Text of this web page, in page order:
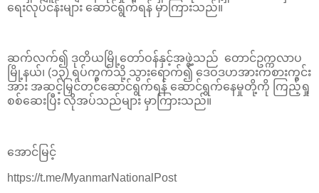
ရေးလုပ်ငန်းများ ဆောင်ရွက်ရန် မှာကြားသည်။
ဆက်လက်၍ ဒုတိယမြို့တော်ဝန်နှင့်အဖွဲ့သည် တောင်ဥက္ကလာပ
မြို့နယ်၊ (၁၃) ရပ်ကွက်သို့ သွားရောက်၍ ဒေဝဒဟအားကစားကွင်း
အား အဆင့်မြှင်တင်ဆောင်ရွက်ရန် ဆောင်ရွက်နေမှုတို့ကို ကြည့်ရှု
စစ်ဆေးပြီး လိုအပ်သည်များ မှာကြားသည်။
အောင်မြင့်
https://t.me/MyanmarNationalPost